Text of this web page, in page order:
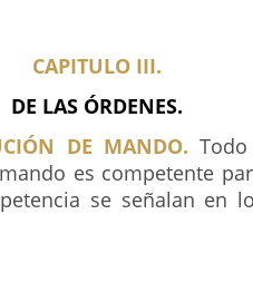
CAPITULO III.
DE LAS ÓRDENES.
DE MANDO.
es competente
se señalan en